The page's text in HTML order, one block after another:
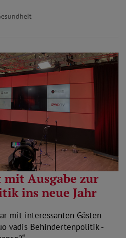
mit Ausgabe zur
ins neue Jahr
mit interessanten Gästen
vadis Behindertenpolitik -